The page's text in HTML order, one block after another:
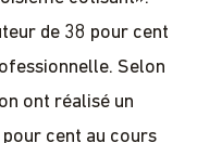
de 38 pour cent
Selon
ont réalisé un
cent au cours